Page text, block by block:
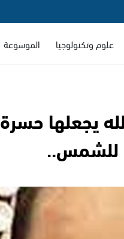
علوم وتكنولوجيا الموسوعة
يجعلها حسرة
للشمس..